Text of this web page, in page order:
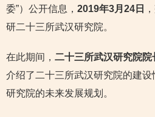
委”）公开信息， 2019年3月24日
研二十三所武汉研究院。
在此期间， 二十三所武汉研究院院
介绍了二十三所武汉研究院的建
研究院的未来发展规划。